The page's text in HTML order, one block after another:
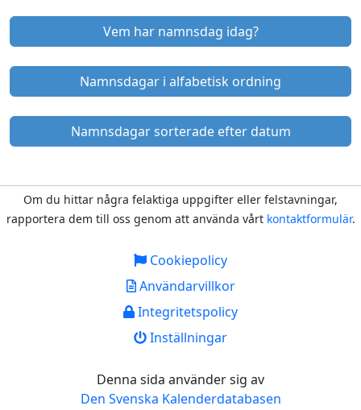
Vem har namnsdag idag?
Namnsdagar i alfabetisk ordning
Namnsdagar sorterade efter datum
Om du hittar några felaktiga uppgifter eller felstavningar,
rapportera dem till oss genom att använda vårt kontaktformulär.
Cookiepolicy
Användarvillkor
Integritetspolicy
Inställningar
Denna sida använder sig av
Den Svenska Kalenderdatabasen